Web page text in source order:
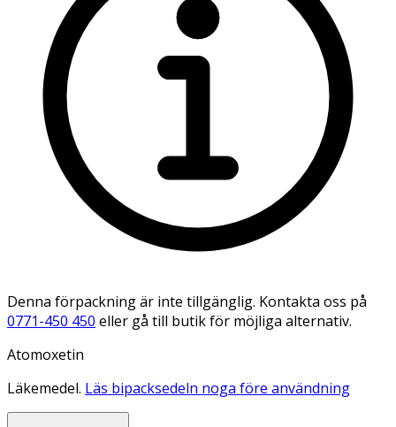
Denna förpackning är inte tillgänglig. Kontakta oss på
0771-450 450 eller gå till butik för möjliga alternativ.
Atomoxetin
Läkemedel. Läs bipacksedeln noga före användning